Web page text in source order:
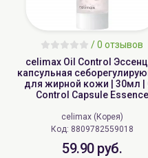
/0 отзывов
celimax Oil Control
капсульная
для жирной кожи | 30мл |
Control Capsule Essence
celimax (Корея)
Код: 8809782559018
59.90 руб.